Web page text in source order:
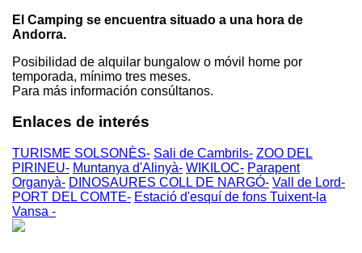
El Camping se encuentra situado a una hora de
Andorra.
Posibilidad de alquilar bungalow o móvil home por
temporada, mínimo tres meses.
Para más información consúltanos.
Enlaces de interés
TURISME SOLSONÈS- Sali de Cambrils- ZOO DEL
PIRINEU- Muntanya d'Alinyà- WIKILOC- Parapent
Organyà- DINOSAURES COLL DE NARGÓ- Vall de Lord-
PORT DEL COMTE- Estació d'esquí de fons Tuixent-la
Vansa -